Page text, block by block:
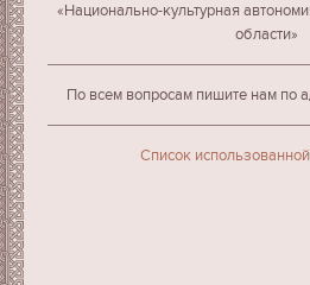
«Национально-культурная
области»
По всем вопросам пишите нам по
Cписок